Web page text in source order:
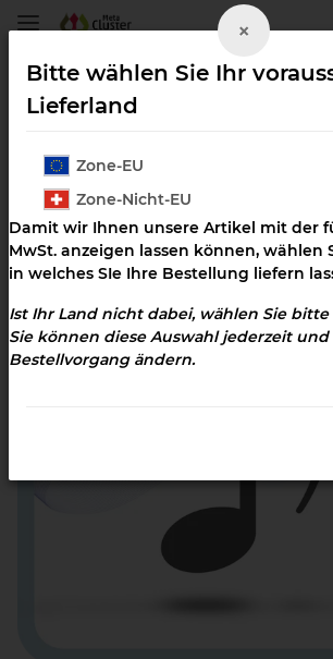
Zahngesundheit
×
Bitte wählen Sie Ihr
Lieferland
Zone-EU
Zone-Nicht-EU
Damit wir Ihnen unsere Artikel mit der
MwSt. anzeigen lassen können, wählen
in welches SIe Ihre Bestellung liefern
Ist Ihr Land nicht dabei, wählen Sie bitte
Sie können diese Auswahl jederzeit
Bestellvorgang ändern.